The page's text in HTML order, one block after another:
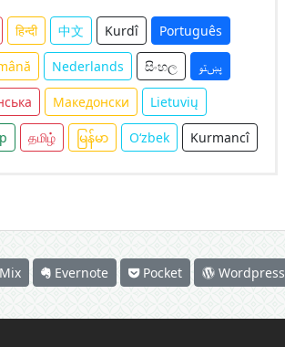
हिन्दी 中文 Kurdî Português
Nederlands සිංහල پښتو
Македонски Lietuvių
தமிழ் မြန်မာ O‘zbek Kurmancî
Evernote Pocket Wordpress